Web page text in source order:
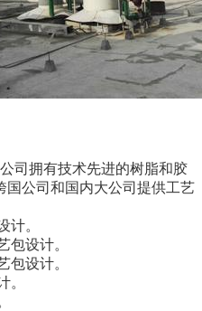
司拥有技术先进的树脂和胶
国公司和国内大公司提供工艺
计。
包设计。
包设计。
。